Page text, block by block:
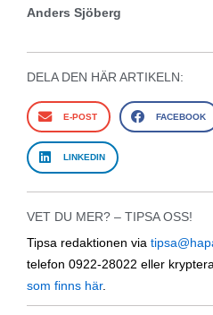
Anders Sjöberg
DELA DEN HÄR ARTIKELN:
E-POST FACEBOOK
LINKEDIN
VET DU MER? – TIPSA OSS!
Tipsa redaktionen via
telefon 0922-28022 eller
som finns här.